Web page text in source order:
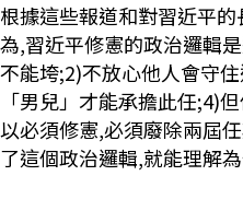
根據這些報道和對習近平
為,習近平修憲的政治邏輯
不能垮;2)不放心他人會守
「男兒」才能承擔此任;4)
以必須修憲,必須廢除兩屆
了這個政治邏輯,就能理解